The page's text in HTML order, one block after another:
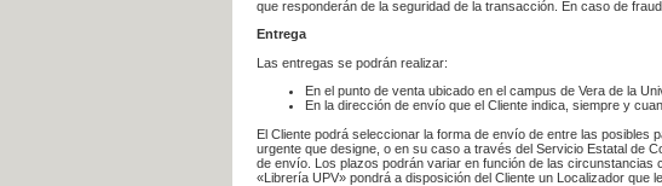
que responderán de la seguridad de la transacción. En caso de
Entrega
Las entregas se podrán realizar:
En el punto de venta ubicado en el campus de Vera de la
En la dirección de envío que el Cliente indica, siempre y
El Cliente podrá seleccionar la forma de envío de entre las
urgente que designe, o en su caso a través del Servicio Estatal de
de envío. Los plazos podrán variar en función de las
«Librería UPV» pondrá a disposición del Cliente un Localizador que